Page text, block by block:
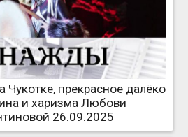
Чукотке, прекрасное далёко
и харизма Любови
26.09.2025